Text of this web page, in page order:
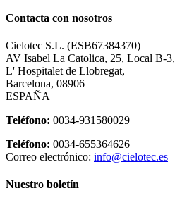
Contacta con nosotros
Cielotec S.L. (ESB67384370)
AV Isabel La Catolica, 25, Local B-3,
L' Hospitalet de Llobregat,
Barcelona, 08906
ESPAÑA
Teléfono: 0034-931580029
Teléfono: 0034-655364626
Correo electrónico: info@cielotec.es
Nuestro boletín